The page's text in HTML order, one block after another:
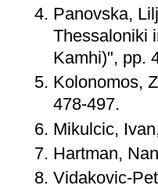
Panovska,
Thessaloniki
Kamhi)", pp.
Kolonomos,
478-497.
Mikulcic,
Hartman,
Vidakovic-